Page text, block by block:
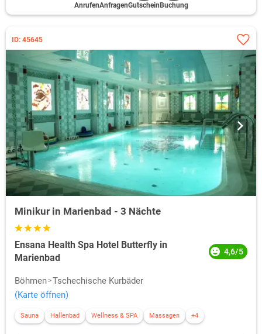
AnrufenAnfragenGutschein Buchung
ID: 45645
Minikur in Marienbad - 3 Nächte
Ensana Health Spa Hotel Butterfly in
Marienbad
4,6/5
Böhmen Tschechische Kurbäder
(Karte öffnen)
Sauna Hallenbad Wellness & SPA Massagen +4